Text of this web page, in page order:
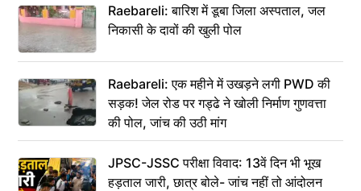
Raebareli: बारिश में डूबा जिला अस्पताल, जल
निकासी के दावों की खुली पोल
Raebareli: एक महीने में उखड़ने लगी PWD की
सड़क! जेल रोड पर गड्ढे ने खोली निर्माण गुणवत्ता
की पोल, जांच की उठी मांग
JPSC-JSSC परीक्षा विवाद: 13वें दिन भी भूख
हड़ताल जारी, छात्र बोले- जांच नहीं तो आंदोलन